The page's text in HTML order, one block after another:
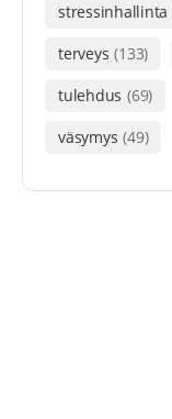
stressinhallinta
terveys (133)
tulehdus (69)
väsymys (49)